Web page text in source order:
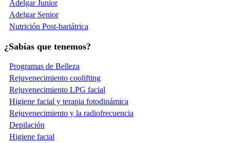
Adelgar Junior
Adelgar Senior
Nutrición Post-bariátrica
¿Sabías que tenemos?
Programas de Belleza
Rejuvenecimiento coolifting
Rejuvenecimiento LPG facial
Higiene facial y terapia fotodinámica
Rejuvenecimiento y la radiofrecuencia
Depilación
Higiene facial